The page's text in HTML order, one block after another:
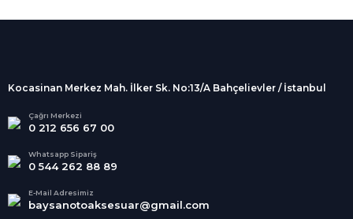
Alışveriş
kargolanmaktadır.
Tüm Kredi Kartlarına taksit
seçenekleri
Kocasinan Merkez Mah. İlker Sk. No:13/A Bahçelievler / İstanbul
Çağrı Merkezi
0 212 656 67 00
Whatsapp Sipariş
0 544 262 88 89
E-Mail Adresimiz
baysanotoaksesuar@gmail.com